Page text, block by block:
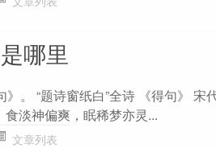
哪里
》。 “题诗窗纸白”全诗 《得句》
淡神偏爽，眠稀梦亦灵...
文章列表